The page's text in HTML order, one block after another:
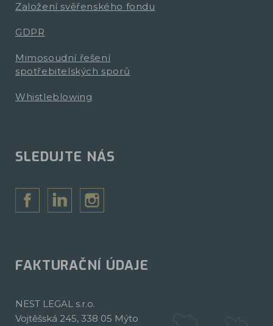
Založení svěřenského fondu
GDPR
Mimosoudní řešení
spotřebitelských sporů
Whistleblowing
SLEDUJTE NÁS
FAKTURAČNÍ ÚDAJE
NEST LEGAL s.r.o.
Vojtěšská 245, 338 05 Mýto